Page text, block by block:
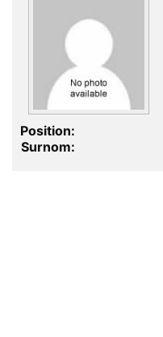
Position:
Surnom: